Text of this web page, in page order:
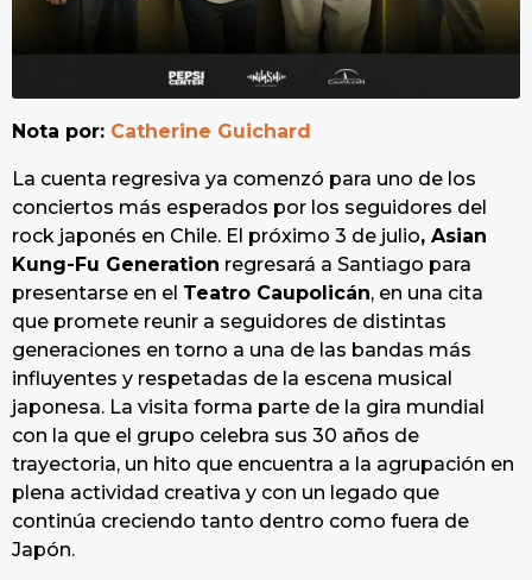
Nota por: Catherine Guichard
La cuenta regresiva ya comenzó para uno de los
conciertos más esperados por los seguidores del
rock japonés en Chile. El próximo 3 de julio, Asian
Kung-Fu Generation regresará a Santiago para
presentarse en el Teatro Caupolicán, en una cita
que promete reunir a seguidores de distintas
generaciones en torno a una de las bandas más
influyentes y respetadas de la escena musical
japonesa. La visita forma parte de la gira mundial
con la que el grupo celebra sus 30 años de
trayectoria, un hito que encuentra a la agrupación en
plena actividad creativa y con un legado que
continúa creciendo tanto dentro como fuera de
Japón.